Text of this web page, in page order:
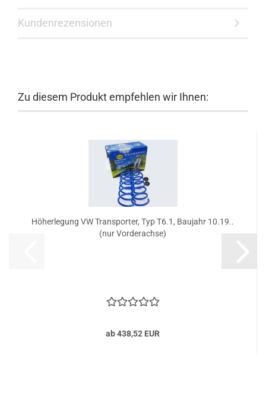
Kundenrezensionen
Zu diesem Produkt empfehlen wir Ihnen:
Höherlegung VW Transporter, Typ T6.1, Baujahr 10.19..
(nur Vorderachse)
ab 438,52 EUR